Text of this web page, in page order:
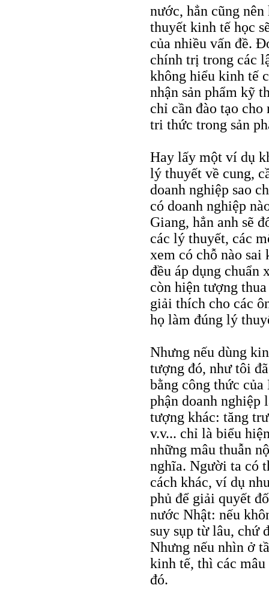
nước, hẳn cũng
thuyết kinh tế học
của nhiều vấn đề.
chính trị trong các
không hiểu kinh tế
nhận sản phẩm kỹ
chỉ cần đào tạo
tri thức trong sản
Hay lấy một ví dụ
lý thuyết về cung,
doanh nghiệp sao
có doanh nghiệp
Giang, hẳn anh sẽ
các lý thuyết, các
xem có chỗ nào
đều áp dụng chuẩn
còn hiện tượng
giải thích cho các
họ làm đúng lý
Nhưng nếu dùng
tượng đó, như tôi
bằng công thức
phận doanh nghiệp
tượng khác: tăng
v.v... chỉ là biểu
những mâu thuẫn
nghĩa. Người ta có
cách khác, ví dụ
phủ để giải quyết
nước Nhật: nếu
suy sụp từ lâu, chứ
Nhưng nếu nhìn ở
kinh tế, thì các
đó.